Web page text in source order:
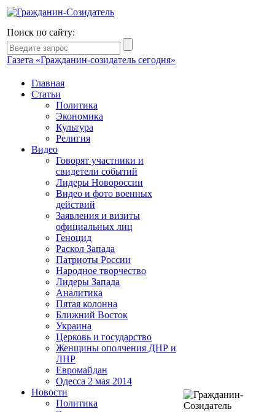
Поиск по сайту:
Газета «Гражданин-созидатель сегодня»
Главная
Статьи
Политика
Экономика
Культура
Религия
Видео
Говорят участники и
свидетели событий
Лидеры Новороссии
Видео и фото военных
действий
Заявления и визиты
официальных лиц
Геноцид
Раскол Запада
Патриоты России
Народное творчество
Лидеры Запада
Аналитика
Пятая колонна
Ближний Восток
Украина
Церковь и государство
Женщины ополчения ДНР и
ЛНР
Евромайдан
Одесса 2 мая 2014
Новости
Политика